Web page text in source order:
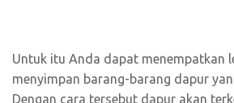
Untuk itu Anda dapat menempatkan
menyimpan barang-barang dapur
Dengan cara tersebut dapur akan